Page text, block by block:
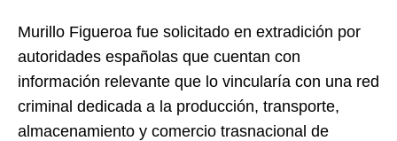
Murillo Figueroa fue solicitado en extradición por
autoridades españolas que cuentan con
información relevante que lo vincularía con una red
criminal dedicada a la producción, transporte,
almacenamiento y comercio trasnacional de